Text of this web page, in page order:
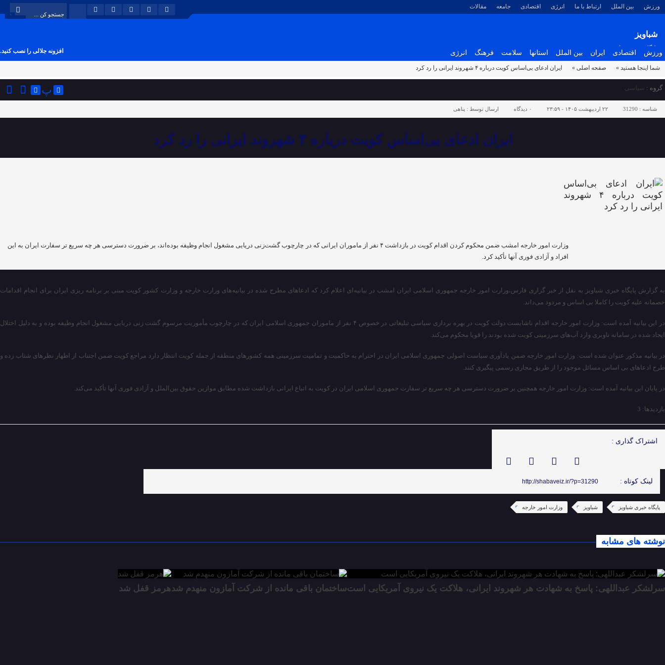
ورزش بین الملل ارتباط با ما انرژی اقتصادی جامعه مقالات
شباویز
پایگاه خبری شباویز
ورزش اقتصادی ایران بین الملل استانها سلامت فرهنگ انرژی افزونه جلالی را نصب کنید.
شما اینجا هستید » صفحه اصلی » ایران ادعای بی‌اساس کویت درباره ۴ شهروند ایرانی را رد کرد
گروه : سیاسی پ
شناسه : 31290 ۲۲ اردیبهشت ۱۴۰۵ - ۲۳:۵۹ ۰ دیدگاه ارسال توسط : پناهی
ایران ادعای بی‌اساس کویت درباره ۴ شهروند ایرانی را رد کرد
وزارت امور خارجه امشب ضمن محکوم کردن اقدام کویت در بازداشت ۴ نفر از ماموران ایرانی که در چارچوب گشت‌زنی دریایی مشغول انجام وظیفه بوده‌اند، بر ضرورت دسترسی هر چه سریع تر سفارت ایران به این
افراد و آزادی فوری آنها تأکید کرد‌.
به گزارش پایگاه خبری شباویز به نقل از خبر گزاری فارس،وزارت امور خارجه جمهوری اسلامی ایران امشب در بیانیه‌ای اعلام کرد که ادعاهای مطرح شده در بیانیه‌های وزارت خارجه و وزارت کشور کویت مبنی بر برنامه ریزی ایران برای انجام اقدامات
خصمانه علیه کویت را کاملا بی اساس و مردود می‌داند.
در این بیانیه آمده است: وزارت امور خارجه اقدام ناشایست دولت کویت در بهره برداری سیاسی تبلیغاتی در خصوص ۴ نفر از ماموران جمهوری اسلامی ایران که در چارچوب مأموریت مرسوم گشت زنی دریایی مشغول انجام وظیفه بوده و به دلیل اختلال
ایجاد شده در سامانه ناوبری وارد آب‌های سرزمینی کویت شده بودند را قویا محکوم می‌کند.
در بیانیه مذکور عنوان شده است: وزارت امور خارجه ضمن یادآوری سیاست اصولی جمهوری اسلامی ایران در احترام به حاکمیت و تمامیت سرزمینی همه کشورهای منطقه از جمله کویت انتظار دارد مراجع کویت ضمن اجتناب از اظهار نظرهای شتاب زده و
طرح ادعاهای بی اساس مسائل موجود را از طریق مجاری رسمی پیگیری کنند.
در پایان این بیانیه آمده است: وزارت امور خارجه همچنین بر ضرورت دسترسی هر چه سریع تر سفارت جمهوری اسلامی ایران در کویت به اتباع ایرانی بازداشت شده مطابق موازین حقوق بین‌الملل و آزادی فوری آنها تأکید می‌کند.
بازدیدها: 3
اشتراک گذاری :
لینک کوتاه : http://shabaveiz.ir/?p=31290
پایگاه خبری شباویز شباویز وزارت امور خارجه
نوشته های مشابه
سرلشکر عبداللهی: پاسخ به شهادت هر شهروند ایرانی، هلاکت یک نیروی آمریکایی استساختمان باقی مانده از شرکت آمازون منهدم شدهرمز قفل شد